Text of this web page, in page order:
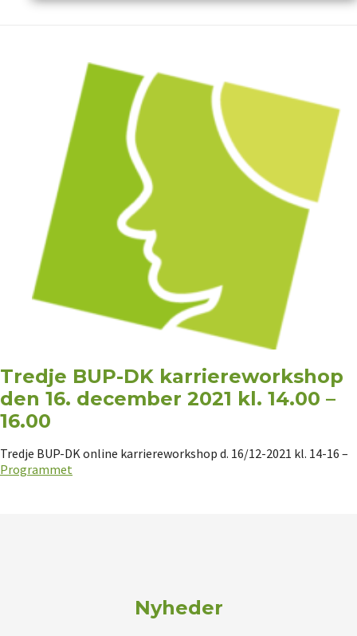
Tredje BUP-DK karriereworkshop
den 16. december 2021 kl. 14.00 –
16.00
Tredje BUP-DK online karriereworkshop d. 16/12-2021 kl. 14-16 –
Programmet
Nyheder